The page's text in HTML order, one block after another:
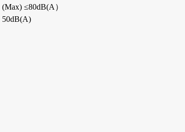
(Max) ≤80dB(A）
50dB(A)